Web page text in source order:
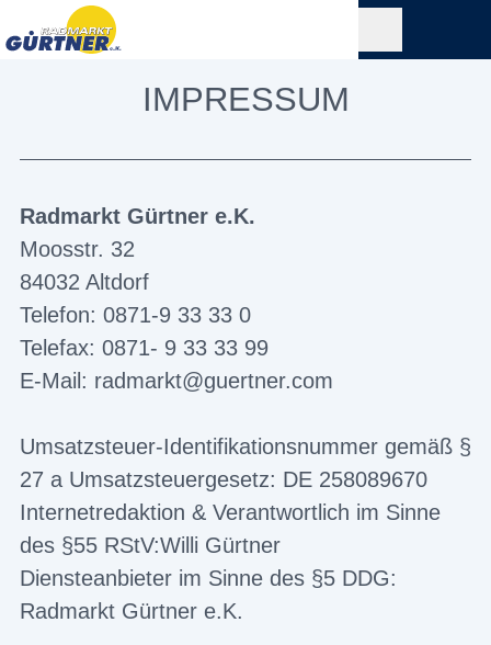
IMPRESSUM
Radmarkt Gürtner e.K.
Moosstr. 32
84032 Altdorf
Telefon: 0871-9 33 33 0
Telefax: 0871- 9 33 33 99
E-Mail: radmarkt@guertner.com
Umsatzsteuer-Identifikationsnummer gemäß §
27 a Umsatzsteuergesetz: DE 258089670
Internetredaktion & Verantwortlich im Sinne
des §55 RStV:Willi Gürtner
Diensteanbieter im Sinne des §5 DDG:
Radmarkt Gürtner e.K.